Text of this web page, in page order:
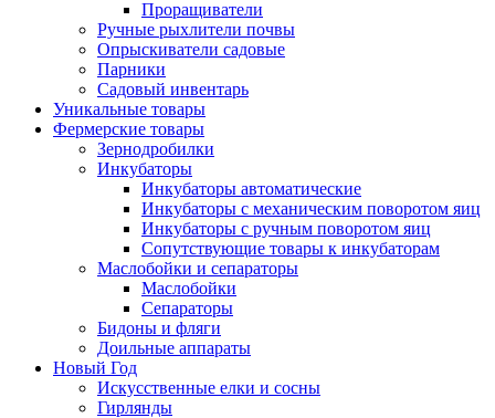
Проращиватели
Ручные рыхлители почвы
Опрыскиватели садовые
Парники
Садовый инвентарь
Уникальные товары
Фермерские товары
Зернодробилки
Инкубаторы
Инкубаторы автоматические
Инкубаторы с механическим поворотом яиц
Инкубаторы с ручным поворотом яиц
Сопутствующие товары к инкубаторам
Маслобойки и сепараторы
Маслобойки
Сепараторы
Бидоны и фляги
Доильные аппараты
Новый Год
Искусственные елки и сосны
Гирлянды